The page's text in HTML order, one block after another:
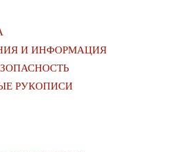
И ИНФОРМАЦИЯ
РУКОПИСИ